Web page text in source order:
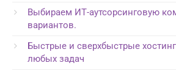
Выбираем ИТ-аутсорсинговую
вариантов.
Быстрые и сверхбыстрые
любых задач